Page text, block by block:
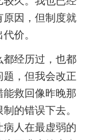
原因，但制度就
价。
都经历过，也都
，但我会改正
救回像昨晚那
的错误下去。
人在最虚弱的